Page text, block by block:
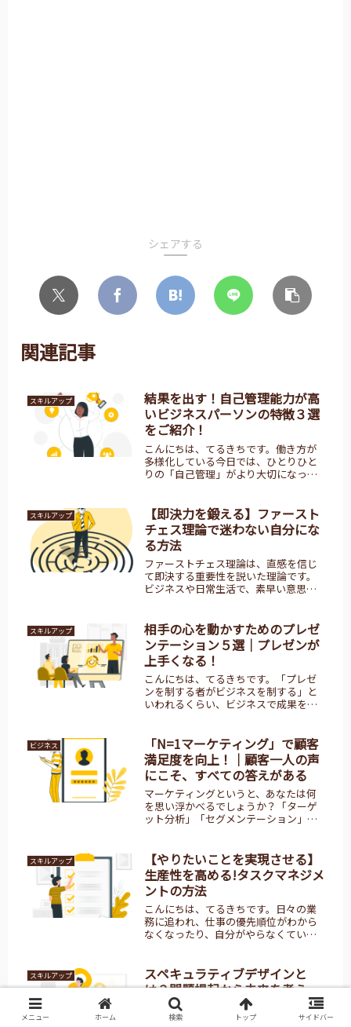
シェアする
関連記事
スキルアップ
結果を出す！自己管理能力が高
いビジネスパーソンの特徴３選
をご紹介！
こんにちは、てるきちです。働き方が
多様化している今日では、ひとりひと
りの「自己管理」がより大切になって
を出し続けているビジネスマンは、自
己管理を徹底しています。そして、こ
の...
スキルアップ
【即決力を鍛える】ファースト
チェス理論で迷わない自分にな
る方法
ファーストチェス理論は、直感を信じ
て即決する重要性を説いた理論です。
ビジネスや日常生活で、素早い意思決
決断しましょう。
スキルアップ
相手の心を動かすためのプレゼ
ンテーション５選｜プレゼンが
上手くなる！
こんにちは、てるきちです。「プレゼ
ンを制する者がビジネスを制する」と
いわれるくらい、ビジネスで成果を生
き方も浸透し、自分を考えを簡潔にわ
かりやすく伝える場面がより必要とな
って...
ビジネス
「N=1マーケティング」で顧客
満足度を向上！｜顧客一人の声
にこそ、すべての答えがある
マーケティングというと、あなたは何
を思い浮かべるでしょうか？「ターゲ
ット分析」「セグメンテーション」
います。でも、本質を見失ってはいけ
ません。マーケティングとは、「一人...
スキルアップ
【やりたいことを実現させる】
生産性を高める!タスクマネジメ
ントの方法
こんにちは、てるきちです。日々の業
務に追われ、仕事の優先順位がわから
なくなったり、自分がやらなくていい
ませんか。仕事の全体像や優先順位が
わからないまま目の前のタスクをこな
スキルアップ
スペキュラティブデザインと
は？問題提起から未来を考え
る！
こんにちは、てるきちです。近年、世
メニュー ホーム 検索 トップ サイドバー